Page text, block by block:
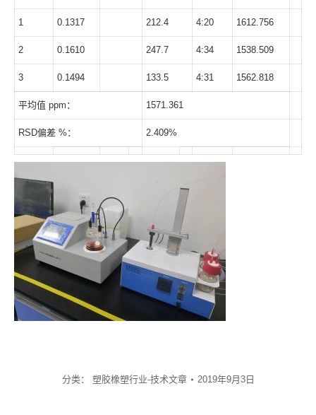
1 0.1317 212.4 4:20 1612.756
2 0.1610 247.7 4:34 1538.509
3 0.1494 133.5 4:31 1562.818
平均值 ppm： 1571.361
RSD偏差 %： 2.409%
分类： 塑胶橡塑行业-技术文章 2019年9月3日